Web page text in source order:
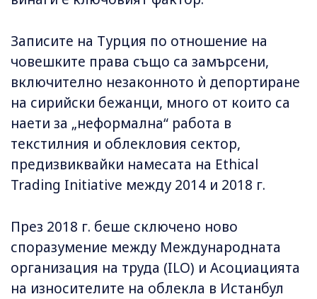
Записите на Турция по отношение на
човешките права също са замърсени,
включително незаконното ѝ депортиране
на сирийски бежанци, много от които са
наети за „неформална“ работа в
текстилния и облекловия сектор,
предизвиквайки намесата на Ethical
Trading Initiative между 2014 и 2018 г.
През 2018 г. беше сключено ново
споразумение между Международната
организация на труда (ILO) и Асоциацията
на износителите на облекла в Истанбул